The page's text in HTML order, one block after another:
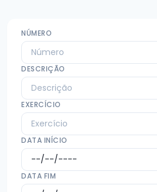
NÚMERO
DESCRIÇÃO
EXERCÍCIO
DATA INÍCIO
DATA FIM